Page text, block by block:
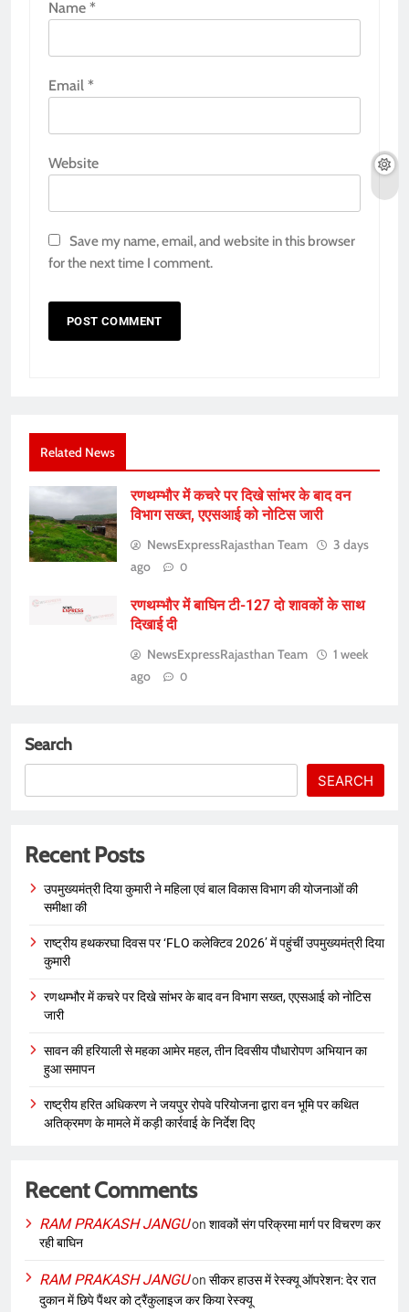
Name *
Email *
Website
Save my name, email, and website in this browser
for the next time I comment.
Related News
रणथम्भौर में कचरे पर दिखे सांभर के बाद वन
विभाग सख्त, एएसआई को नोटिस जारी
NewsExpressRajasthan Team
3 days
ago
0
रणथम्भौर में बाघिन टी-127 दो शावकों के साथ
दिखाई दी
NewsExpressRajasthan Team
1 week
ago
0
Search
SEARCH
Recent Posts
उपमुख्यमंत्री दिया कुमारी ने महिला एवं बाल विकास विभाग की योजनाओं की
समीक्षा की
राष्ट्रीय हथकरघा दिवस पर ‘FLO कलेक्टिव 2026’ में पहुंचीं उपमुख्यमंत्री दिया
कुमारी
रणथम्भौर में कचरे पर दिखे सांभर के बाद वन विभाग सख्त, एएसआई को नोटिस
जारी
सावन की हरियाली से महका आमेर महल, तीन दिवसीय पौधारोपण अभियान का
हुआ समापन
राष्ट्रीय हरित अधिकरण ने जयपुर रोपवे परियोजना द्वारा वन भूमि पर कथित
अतिक्रमण के मामले में कड़ी कार्रवाई के निर्देश दिए
Recent Comments
RAM PRAKASH JANGUon शावकों संग परिक्रमा मार्ग पर विचरण कर
रही बाघिन
RAM PRAKASH JANGUon सीकर हाउस में रेस्क्यू ऑपरेशन: देर रात
दुकान में छिपे पैंथर को ट्रैंकुलाइज कर किया रेस्क्यू